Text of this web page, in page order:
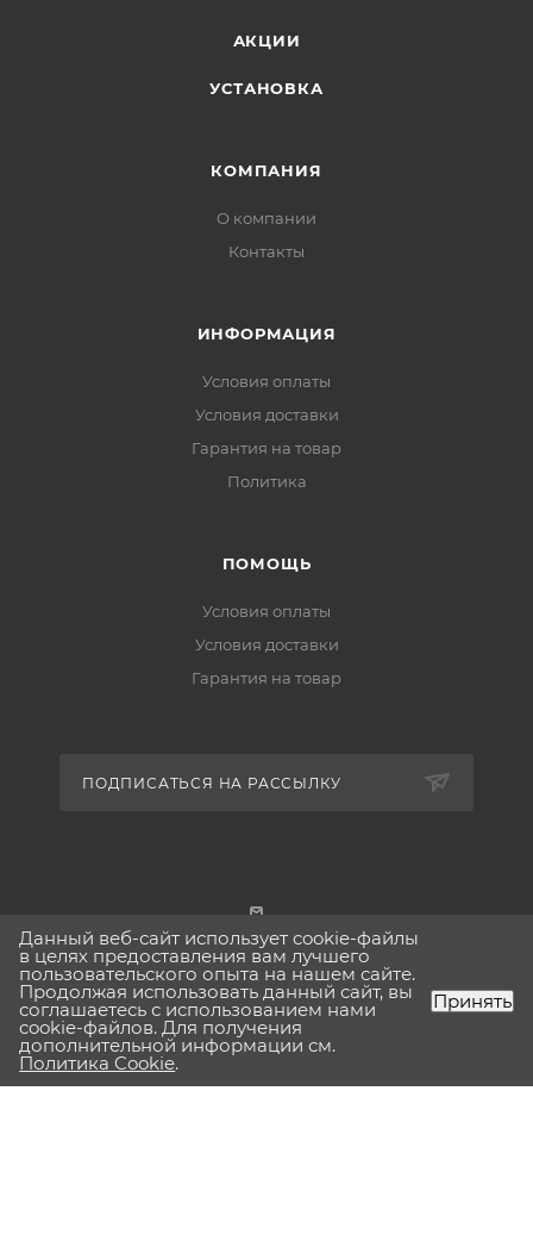
АКЦИИ
УСТАНОВКА
КОМПАНИЯ
О компании
Контакты
ИНФОРМАЦИЯ
Условия оплаты
Условия доставки
Гарантия на товар
Политика
ПОМОЩЬ
Условия оплаты
Условия доставки
Гарантия на товар
ПОДПИСАТЬСЯ НА РАССЫЛКУ
г. Москва
2026 © Lavinia-boho.ru Вся представленная на сайте
информация, касающаяся технических характеристик,
Данный веб-сайт использует cookie-файлы
в целях предоставления вам лучшего
пользовательского опыта на нашем сайте.
Продолжая использовать данный сайт, вы
соглашаетесь с использованием нами
cookie-файлов. Для получения
дополнительной информации см.
Политика Cookie.
Принять